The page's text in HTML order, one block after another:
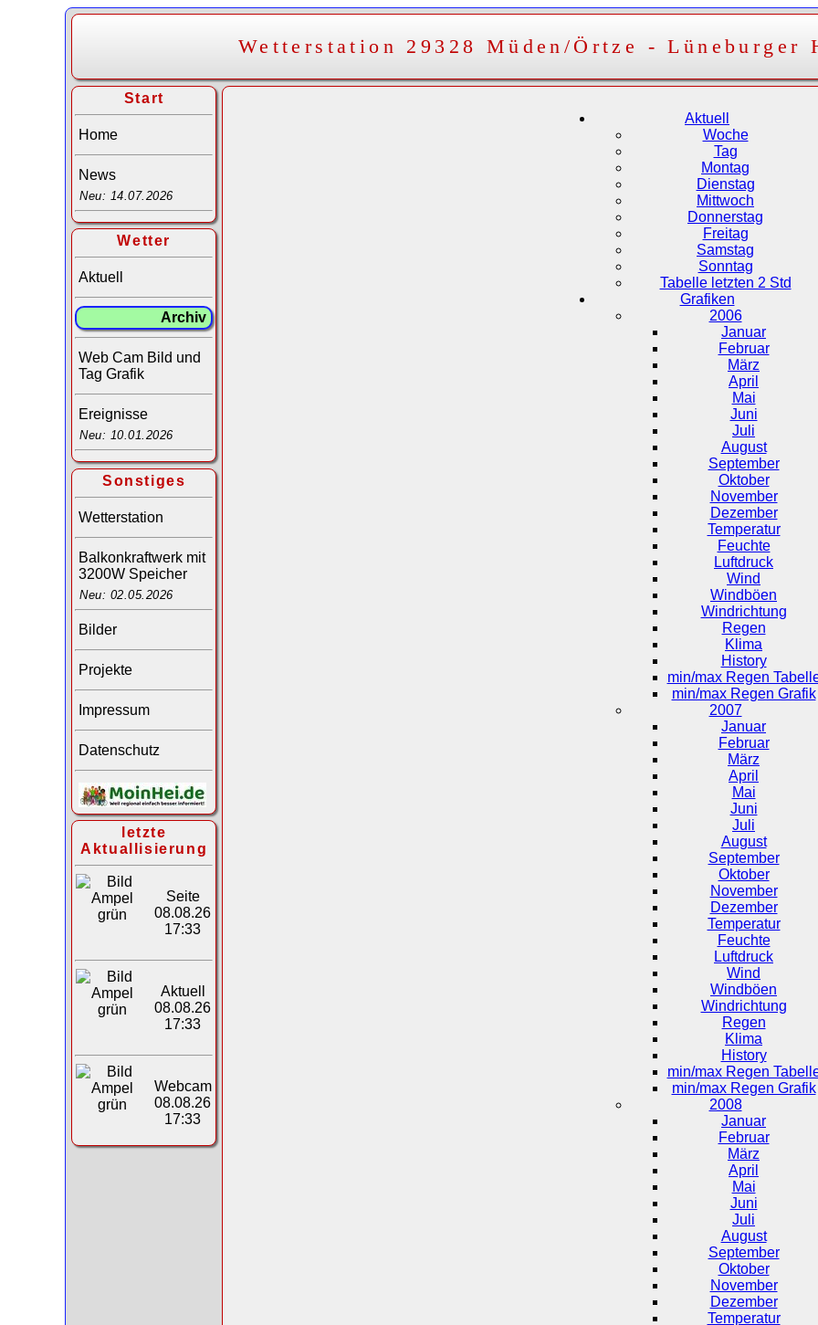
Wetterstation 29328 Müden/Örtze - Lüneburger
Start
Home
News
Neu: 14.07.2026
Wetter
Aktuell
Archiv
Web Cam Bild und
Tag Grafik
Ereignisse
Neu: 10.01.2026
Sonstiges
Wetterstation
Balkonkraftwerk mit
3200W Speicher
Neu: 02.05.2026
Bilder
Projekte
Impressum
Datenschutz
letzte
Aktuallisierung
Seite
08.08.26
17:33
Aktuell
08.08.26
17:33
Webcam
08.08.26
17:33
Aktuell
Woche
Tag
Montag
Dienstag
Mittwoch
Donnerstag
Freitag
Samstag
Sonntag
Tabelle letzten 2 Std
Grafiken
2006
Januar
Februar
März
April
Mai
Juni
Juli
August
September
Oktober
November
Dezember
Temperatur
Feuchte
Luftdruck
Wind
Windböen
Windrichtung
Regen
Klima
History
min/max Regen
min/max Regen Grafik
2007
Januar
Februar
März
April
Mai
Juni
Juli
August
September
Oktober
November
Dezember
Temperatur
Feuchte
Luftdruck
Wind
Windböen
Windrichtung
Regen
Klima
History
min/max Regen
min/max Regen Grafik
2008
Januar
Februar
März
April
Mai
Juni
Juli
August
September
Oktober
November
Dezember
Temperatur